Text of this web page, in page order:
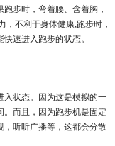
步时，弯着腰、含着胸，
，不利于身体健康;跑步时，
速进入跑步的状态。
入状态。因为这是模拟的一
。而且，因为跑步机是固定
，听听广播等，这都会分散